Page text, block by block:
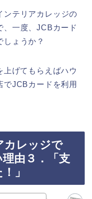
ンテリアカレッジの
、一度、JCBカード
ょうか？
げてもらえばハウ
でJCBカードを利用
カレッジで
由３．「支
」